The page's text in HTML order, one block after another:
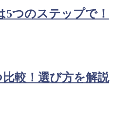
5つのステップで！
較！選び方を解説